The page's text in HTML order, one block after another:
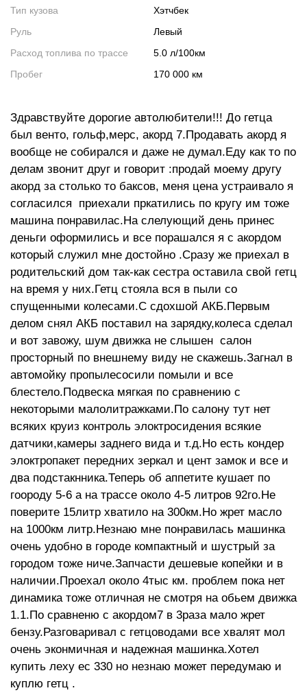
Тип кузова
Хэтчбек
Руль
Левый
Расход топлива по трассе
5.0 л/100км
Пробег
170 000 км
Здравствуйте дорогие автолюбители!!! До гетца
был венто, гольф,мерс, акорд 7.Продавать акорд я
вообще не собирался и даже не думал.Еду как то по
делам звонит друг и говорит :продай моему другу
акорд за столько то баксов, меня цена устраивало я
согласился приехали пркатились по кругу им тоже
машина понравилас.На слелующий день принес
деньги оформились и все порашался я с акордом
который служил мне достойно .Сразу же приехал в
родительский дом так-как сестра оставила свой гетц
на время у них.Гетц стояла вся в пыли со
спущенными колесами.С сдохшой АКБ.Первым
делом снял АКБ поставил на зарядку,колеса сделал
и вот завожу, шум движка не слышен салон
просторный по внешнему виду не скажешь.Загнал в
автомойку пропылесосили помыли и все
блестело.Подвеска мягкая по сравнению с
некоторыми малолитражками.По салону тут нет
всяких круиз контроль элоктросидения всякие
датчики,камеры заднего вида и т.д.Но есть кондер
элоктропакет передних зеркал и цент замок и все и
два подстакнника.Теперь об аппетите кушает по
гоороду 5-6 а на трассе около 4-5 литров 92го.Не
поверите 15литр хватило на 300км.Но жрет масло
на 1000км литр.Незнаю мне понравилась машинка
очень удобно в городе компактный и шустрый за
городом тоже ниче.Запчасти дешевые копейки и в
наличии.Проехал около 4тыс км. проблем пока нет
динамика тоже отличная не смотря на обьем движка
1.1.По сравненю с акордом7 в 3раза мало жрет
бензу.Разговаривал с гетцоводами все хвалят мол
очень эконмичная и надежная машинка.Хотел
купить леху ес 330 но незнаю может передумаю и
куплю гетц .